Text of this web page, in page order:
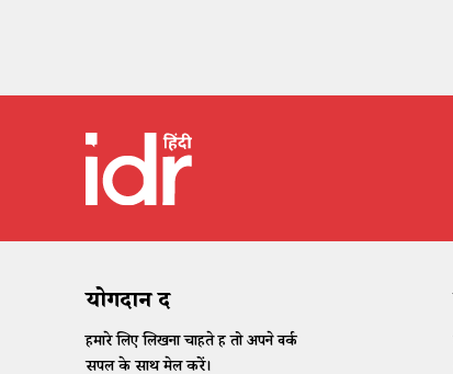
योगदान दें
हमारे लिए लिखना चाहते हैं तो अपने वर्क
सैंपल के साथ मेल करें।